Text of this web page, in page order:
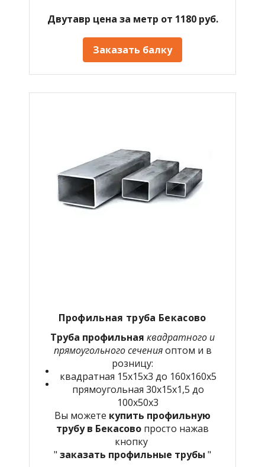
Двутавр цена за метр от 1180 руб.
Заказать балку
Профильная труба Бекасово
Труба профильная квадратного и
прямоугольного сеченияоптом и в
розницу:
квадратная 15х15х3 до 160х160х5
прямоугольная 30х15х1,5 до
100х50х3
Вы можете купить профильную
трубу в Бекасово просто нажав
кнопку
" заказать профильные трубы "